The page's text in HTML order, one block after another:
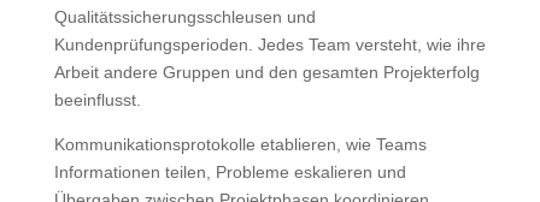
Qualitätssicherungsschleusen und
Kundenprüfungsperioden. Jedes Team versteht, wie ihre
Arbeit andere Gruppen und den gesamten Projekterfolg
beeinflusst.
Kommunikationsprotokolle etablieren, wie Teams
Informationen teilen, Probleme eskalieren und